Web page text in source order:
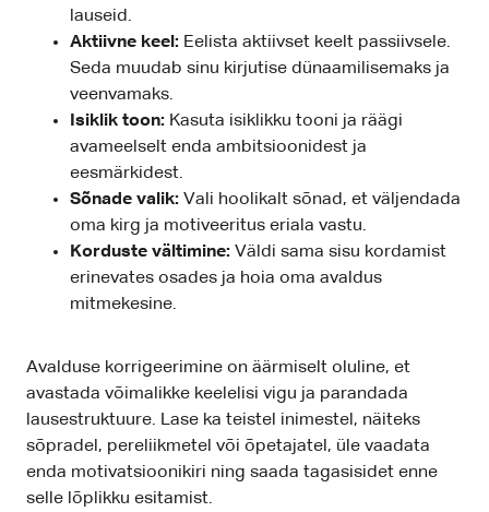
lauseid.
Aktiivne keel: Eelista aktiivset keelt passiivsele.
Seda muudab sinu kirjutise dünaamilisemaks ja
veenvamaks.
Isiklik toon: Kasuta isiklikku tooni ja räägi
avameelselt enda ambitsioonidest ja
eesmärkidest.
Sõnade valik: Vali hoolikalt sõnad, et väljendada
oma kirg ja motiveeritus eriala vastu.
Korduste vältimine: Väldi sama sisu kordamist
erinevates osades ja hoia oma avaldus
mitmekesine.
Avalduse korrigeerimine on äärmiselt oluline, et
avastada võimalikke keelelisi vigu ja parandada
lausestruktuure. Lase ka teistel inimestel, näiteks
sõpradel, pereliikmetel või õpetajatel, üle vaadata
enda motivatsioonikiri ning saada tagasisidet enne
selle lõplikku esitamist.